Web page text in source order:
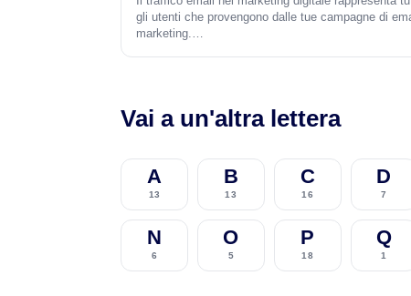
gli utenti che provengono dalle tue campagne di
marketing.…
Vai a un'altra lettera
A
13
B
13
C
16
D
7
N
6
O
5
P
18
Q
1